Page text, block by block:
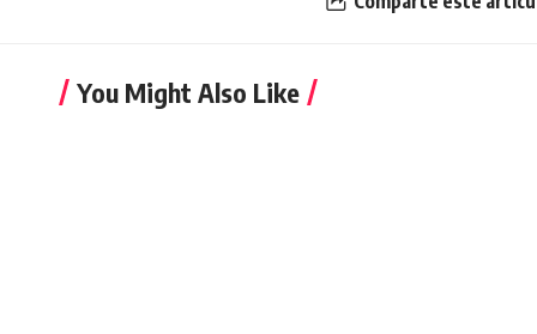
You Might Also Like